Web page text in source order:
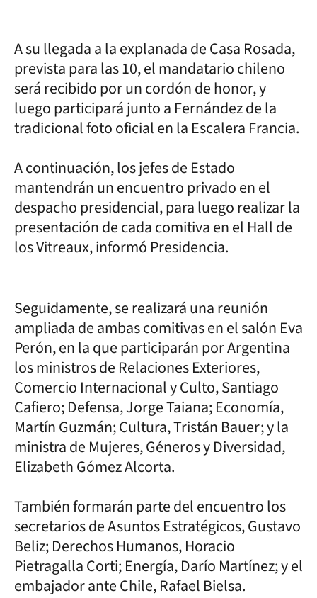
A su llegada a la explanada de Casa Rosada,
prevista para las 10, el mandatario chileno
será recibido por un cordón de honor, y
luego participará junto a Fernández de la
tradicional foto oficial en la Escalera Francia.
A continuación, los jefes de Estado
mantendrán un encuentro privado en el
despacho presidencial, para luego realizar la
presentación de cada comitiva en el Hall de
los Vitreaux, informó Presidencia.
Seguidamente, se realizará una reunión
ampliada de ambas comitivas en el salón Eva
Perón, en la que participarán por Argentina
los ministros de Relaciones Exteriores,
Comercio Internacional y Culto, Santiago
Cafiero; Defensa, Jorge Taiana; Economía,
Martín Guzmán; Cultura, Tristán Bauer; y la
ministra de Mujeres, Géneros y Diversidad,
Elizabeth Gómez Alcorta.
También formarán parte del encuentro los
secretarios de Asuntos Estratégicos, Gustavo
Beliz; Derechos Humanos, Horacio
Pietragalla Corti; Energía, Darío Martínez; y el
embajador ante Chile, Rafael Bielsa.